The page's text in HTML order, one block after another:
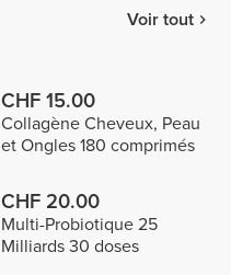
Voir tout
CHF 15.00
Collagène Cheveux, Peau
et Ongles 180 comprimés
CHF 20.00
Multi-Probiotique 25
Milliards 30 doses